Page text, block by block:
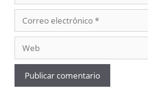
electrónico